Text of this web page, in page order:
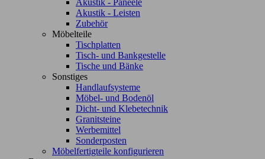
Akustik - Paneele
Akustik - Leisten
Zubehör
Möbelteile
Tischplatten
Tisch- und Bankgestelle
Tische und Bänke
Sonstiges
Handlaufsysteme
Möbel- und Bodenöl
Dicht- und Klebetechnik
Granitsteine
Werbemittel
Sonderposten
Möbelfertigteile konfigurieren